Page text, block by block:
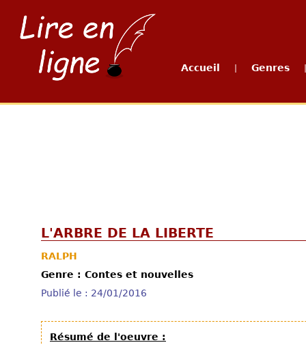
Accueil Genres
L'ARBRE DE LA LIBERTE
RALPH
Genre : Contes et nouvelles
Publié le : 24/01/2016
Résumé de l'oeuvre :